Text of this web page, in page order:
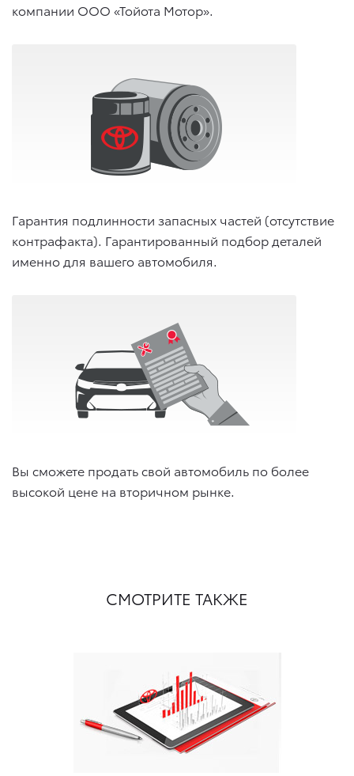
компании ООО «Тойота Мотор».
Гарантия подлинности запасных частей (отсутствие
контрафакта). Гарантированный подбор деталей
именно для вашего автомобиля.
Вы сможете продать свой автомобиль по более
высокой цене на вторичном рынке.
СМОТРИТЕ ТАКЖЕ